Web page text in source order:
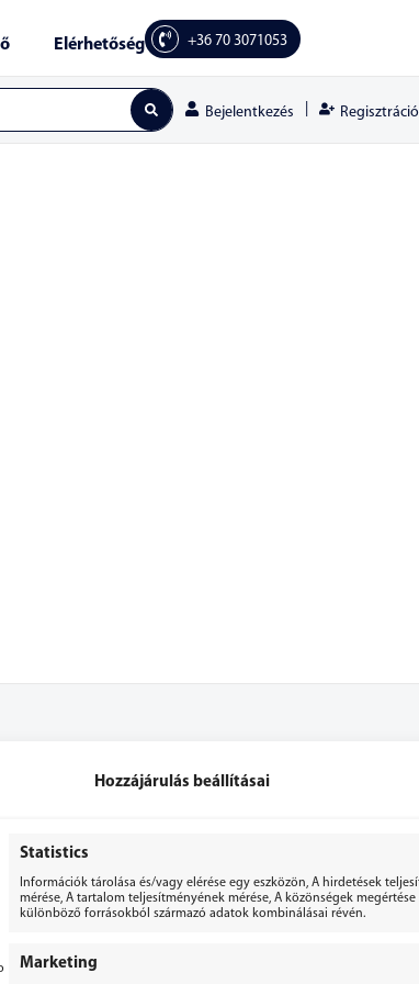
Hozzájárulás beállításai
Statistics
Információk tárolása és/vagy elérése egy eszközön, A hirdetések
mérése, A tartalom teljesítményének mérése, A közönségek
különböző forrásokból származó adatok kombinálásai révén.
Marketing
Elérhetőség +36 70 3071053
Bejelentkezés Regisztráció
+36 70 3071053
bergepek@gmail.com